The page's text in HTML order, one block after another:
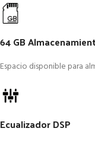
64 GB
Espacio disponible para
Ecualizador DSP